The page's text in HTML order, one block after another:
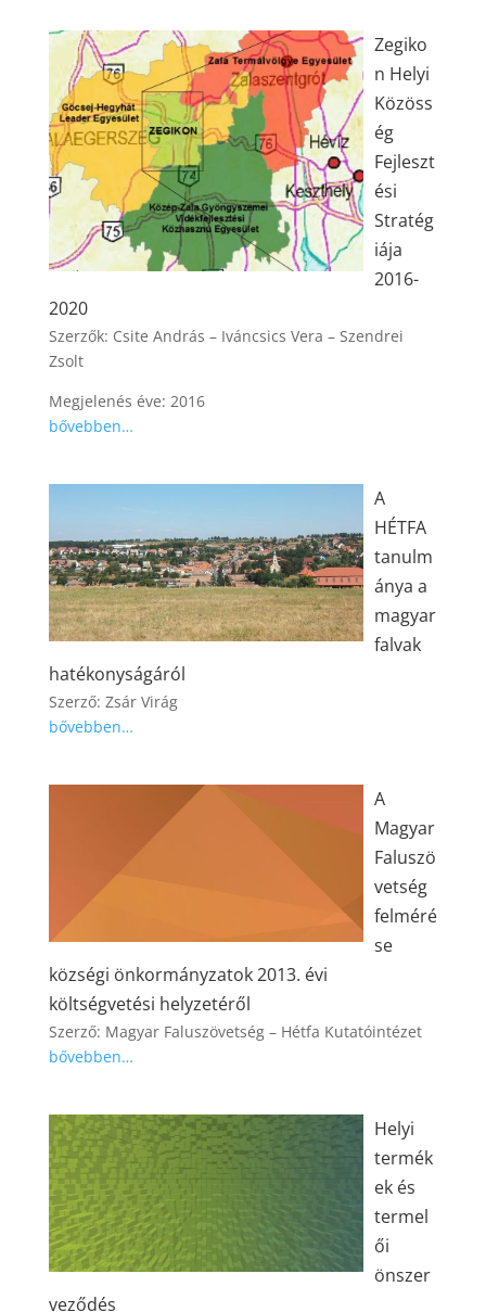
Zegiko
n Helyi
Közöss
ég
Fejleszt
ési
Stratég
iája
2016-
2020
Szerzők: Csite András – Iváncsics Vera – Szendrei
Zsolt
Megjelenés éve: 2016
bővebben…
A
HÉTFA
tanulm
ánya a
magyar
falvak
hatékonyságáról
Szerző: Zsár Virág
bővebben…
A
Magyar
Faluszö
vetség
felméré
se
községi önkormányzatok 2013. évi
költségvetési helyzetéről
Szerző: Magyar Faluszövetség – Hétfa Kutatóintézet
bővebben…
Helyi
termék
ek és
termel
ői
önszer
veződés